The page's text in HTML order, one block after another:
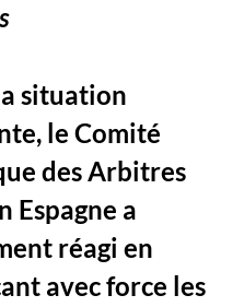
situation
le Comité
des Arbitres
Espagne a
réagi en
avec force les